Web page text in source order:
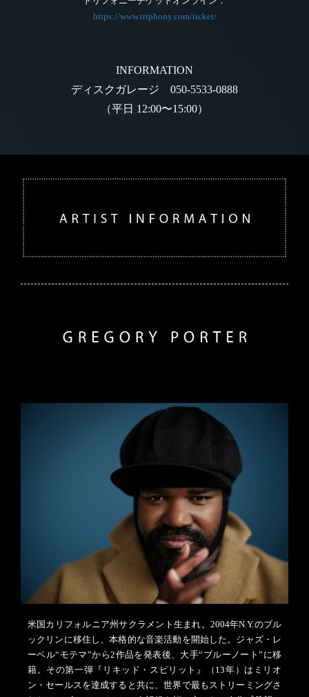
https://www.triphony.com/ticket/
INFORMATION
ディスクガレージ 050-5533-0888
（平日 12:00〜15:00）
米国カリフォルニア州サクラメント生まれ。2004年N.Y.のブル
ックリンに移住し、本格的な音楽活動を開始した。ジャズ・レ
ーベル“モテマ”から2作品を発表後、大手“ブルーノート”に移
籍。その第一弾『リキッド・スピリット』（13年）はミリオ
ン・セールスを達成すると共に、世界で最もストリーミングさ